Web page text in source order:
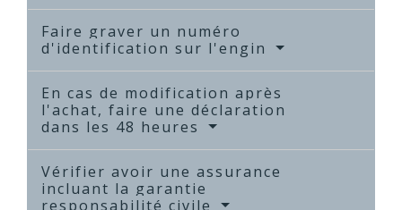
Faire graver un numéro
d'identification sur l'engin
En cas de modification après
l'achat, faire une déclaration
dans les 48 heures
Vérifier avoir une assurance
incluant la garantie
responsabilité civile